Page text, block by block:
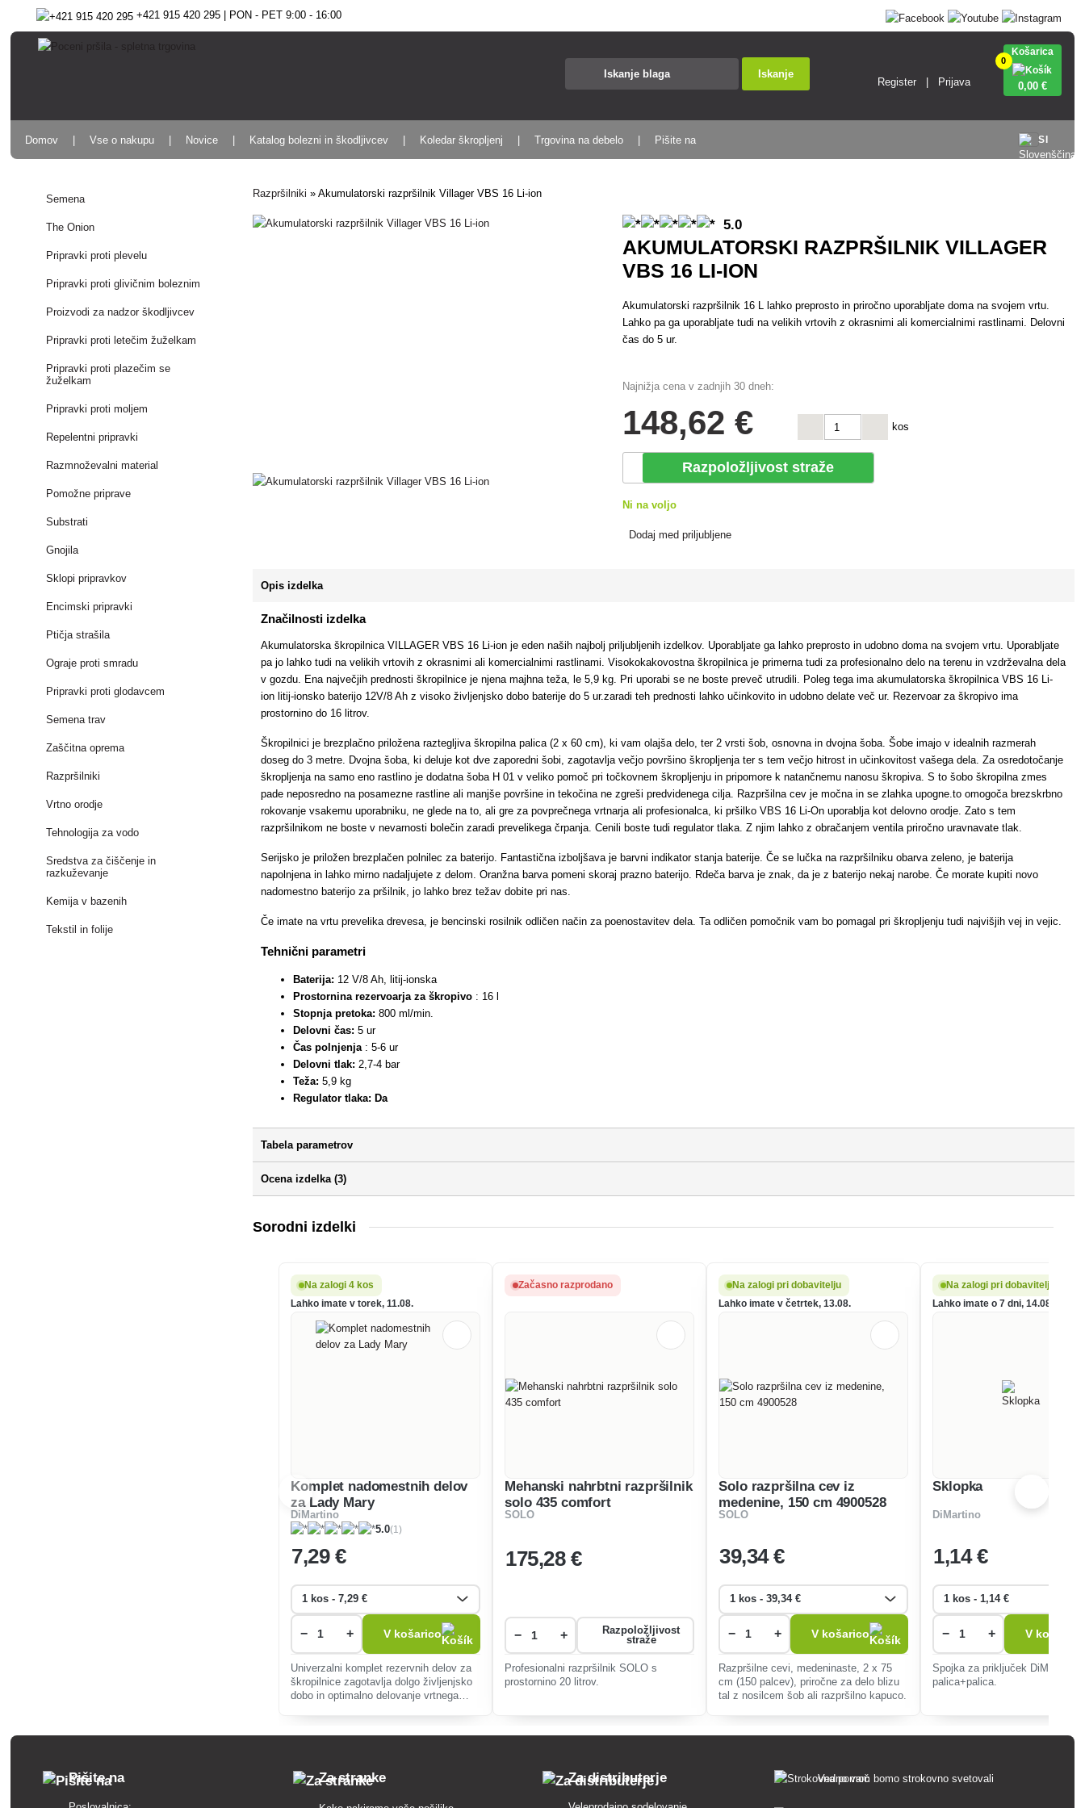
+421 915 420 295 | PON - PET 9:00 - 16:00
Iskanje
Register Prijava
0
Košarica
0,00 €
SI
Domov Vse o nakupu Novice Katalog bolezni in škodljivcev Koledar škropljenj Trgovina na debelo Pišite na
Semena
The Onion
Pripravki proti plevelu
Pripravki proti glivičnim boleznim
Proizvodi za nadzor škodljivcev
Pripravki proti letečim žuželkam
Pripravki proti plazečim se
žuželkam
Pripravki proti moljem
Repelentni pripravki
Razmnoževalni material
Pomožne priprave
Substrati
Gnojila
Sklopi pripravkov
Encimski pripravki
Ptičja strašila
Ograje proti smradu
Pripravki proti glodavcem
Semena trav
Zaščitna oprema
Razpršilniki
Vrtno orodje
Tehnologija za vodo
Sredstva za čiščenje in
razkuževanje
Kemija v bazenih
Tekstil in folije
Razpršilniki »Akumulatorski razpršilnik Villager VBS 16 Li-ion
5.0
AKUMULATORSKI RAZPRŠILNIK VILLAGER
VBS 16 LI-ION
Akumulatorski razpršilnik 16 L lahko preprosto in priročno uporabljate doma na svojem vrtu.
Lahko pa ga uporabljate tudi na velikih vrtovih z okrasnimi ali komercialnimi rastlinami. Delovni
čas do 5 ur.
Najnižja cena v zadnjih 30 dneh:
148,62 € kos
Razpoložljivost straže
Ni na voljo
Dodaj med priljubljene
Opis izdelka
Značilnosti izdelka
Akumulatorska škropilnica VILLAGER VBS 16 Li-ion je eden naših najbolj priljubljenih izdelkov. Uporabljate ga lahko preprosto in udobno doma na svojem vrtu. Uporabljate
pa jo lahko tudi na velikih vrtovih z okrasnimi ali komercialnimi rastlinami. Visokokakovostna škropilnica je primerna tudi za profesionalno delo na terenu in vzdrževalna dela
v gozdu. Ena največjih prednosti škropilnice je njena majhna teža, le 5,9 kg. Pri uporabi se ne boste preveč utrudili. Poleg tega ima akumulatorska škropilnica VBS 16 Li-
ion litij-ionsko baterijo 12V/8 Ah z visoko življenjsko dobo baterije do 5 ur.zaradi teh prednosti lahko učinkovito in udobno delate več ur. Rezervoar za škropivo ima
prostornino do 16 litrov.
Škropilnici je brezplačno priložena raztegljiva škropilna palica (2 x 60 cm), ki vam olajša delo, ter 2 vrsti šob, osnovna in dvojna šoba. Šobe imajo v idealnih razmerah
doseg do 3 metre. Dvojna šoba, ki deluje kot dve zaporedni šobi, zagotavlja večjo površino škropljenja ter s tem večjo hitrost in učinkovitost vašega dela. Za osredotočanje
škropljenja na samo eno rastlino je dodatna šoba H 01 v veliko pomoč pri točkovnem škropljenju in pripomore k natančnemu nanosu škropiva. S to šobo škropilna zmes
pade neposredno na posamezne rastline ali manjše površine in tekočina ne zgreši predvidenega cilja. Razpršilna cev je močna in se zlahka upogne.to omogoča brezskrbno
rokovanje vsakemu uporabniku, ne glede na to, ali gre za povprečnega vrtnarja ali profesionalca, ki pršilko VBS 16 Li-On uporablja kot delovno orodje. Zato s tem
razpršilnikom ne boste v nevarnosti bolečin zaradi prevelikega črpanja. Cenili boste tudi regulator tlaka. Z njim lahko z obračanjem ventila priročno uravnavate tlak.
Serijsko je priložen brezplačen polnilec za baterijo. Fantastična izboljšava je barvni indikator stanja baterije. Če se lučka na razpršilniku obarva zeleno, je baterija
napolnjena in lahko mirno nadaljujete z delom. Oranžna barva pomeni skoraj prazno baterijo. Rdeča barva je znak, da je z baterijo nekaj narobe. Če morate kupiti novo
nadomestno baterijo za pršilnik, jo lahko brez težav dobite pri nas.
Če imate na vrtu prevelika drevesa, je bencinski rosilnik odličen način za poenostavitev dela. Ta odličen pomočnik vam bo pomagal pri škropljenju tudi najvišjih vej in vejic.
Tehnični parametri
Baterija: 12 V/8 Ah, litij-ionska
Prostornina rezervoarja za škropivo : 16 l
Stopnja pretoka:800 ml/min.
Delovni čas:5 ur
Čas polnjenja : 5-6 ur
Delovni tlak: 2,7-4 bar
Teža:5,9 kg
Regulator tlaka: Da
Tabela parametrov
Ocena izdelka (3)
Sorodni izdelki
Na zalogi 4 kos
Lahko imate v torek, 11.08.
Komplet nadomestnih delov
za Lady Mary
DiMartino
5.0(1)
7,29 €
− + V košarico
Univerzalni komplet rezervnih delov za
škropilnice zagotavlja dolgo življenjsko
dobo in optimalno delovanje vrtnega
Začasno razprodano
Mehanski nahrbtni razpršilnik
solo 435 comfort
SOLO
175,28 €
− +
Razpoložljivost
straže
Profesionalni razpršilnik SOLO s
prostornino 20 litrov.
Na zalogi pri dobavitelju
Lahko imate v četrtek, 13.08.
Solo razpršilna cev iz
medenine, 150 cm 4900528
SOLO
39,34 €
− + V košarico
Razpršilne cevi, medeninaste, 2 x 75
cm (150 palcev), priročne za delo blizu
tal z nosilcem šob ali razpršilno kapuco.
Na zalogi pri dobavitelju
Lahko imate o 7 dni, 14.08.
Sklopka
DiMartino
1,14 €
− + V košarico
Spojka za priključek DiMartino
palica+palica.
Pišite na Za stranke Za distributerje Vedno vam bomo strokovno svetovali